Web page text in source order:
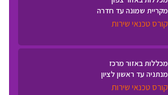
מקריית שמונה עד חדרה
קורס טכנאי שירות
מכללות באזור מרכז
מנתניה עד ראשון לציון
קורס טכנאי שירות